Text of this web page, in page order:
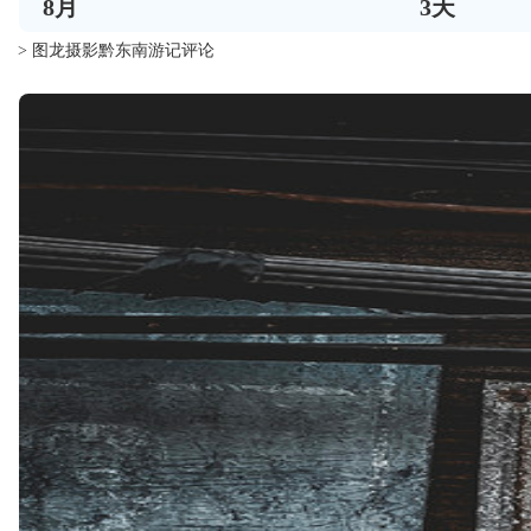
8月 3天
> 图龙摄影黔东南游记评论